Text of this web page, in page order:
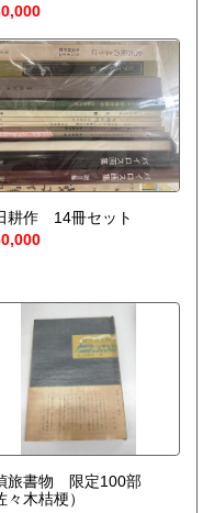
耕作 14冊セット
旅書物 限定100部
々木桔梗）